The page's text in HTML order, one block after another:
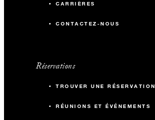
CARRIÈRES
CONTACTEZ-NOUS
Réservations
TROUVER UNE RÉSERVATION
RÉUNIONS ET ÉVÉNEMENTS